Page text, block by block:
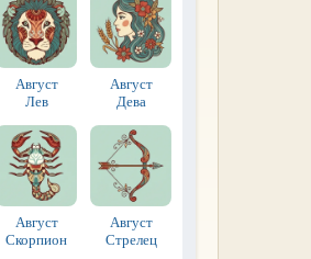
Август
Лев
Август
Дева
Август
Скорпион
Август
Стрелец